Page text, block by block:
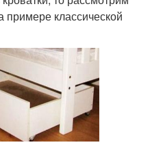
классической